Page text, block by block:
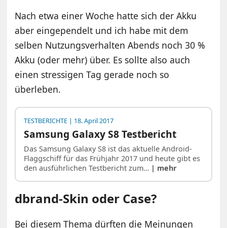
Nach etwa einer Woche hatte sich der Akku
aber eingependelt und ich habe mit dem
selben Nutzungsverhalten Abends noch 30 %
Akku (oder mehr) über. Es sollte also auch
einen stressigen Tag gerade noch so
überleben.
TESTBERICHTE | 18. April 2017
Samsung Galaxy S8 Testbericht
Das Samsung Galaxy S8 ist das aktuelle Android-
Flaggschiff für das Frühjahr 2017 und heute gibt es
den ausführlichen Testbericht zum… | mehr
dbrand-Skin oder Case?
Bei diesem Thema dürften die Meinungen